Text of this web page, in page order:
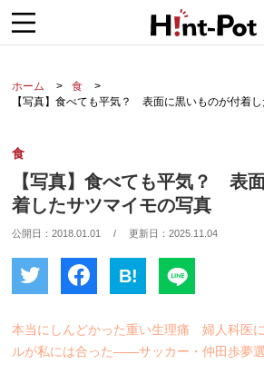
ホーム
食
【写真】食べても平気？ 表面に黒いものが付着
食
【写真】食べても平気？ 表
着したサツマイモの写真
公開日：2018.01.01 / 更新日：2025.11.04
B!
本当にしんどかった重い生理痛 婦人科医
ルが私には合った――サッカー・仲田歩夢選